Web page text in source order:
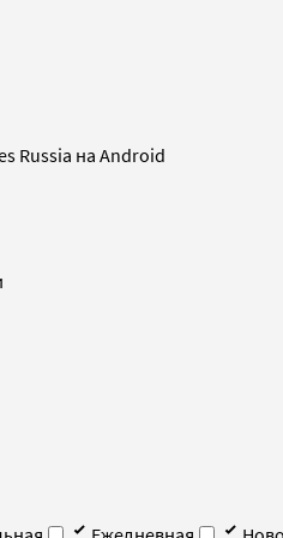
Russia на Android